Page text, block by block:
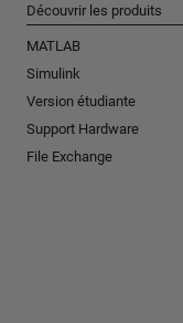
Découvrir les produits
MATLAB
Simulink
Version étudiante
Support Hardware
File Exchange